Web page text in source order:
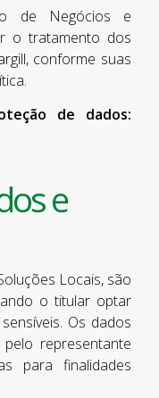
de Negócios e
o tratamento dos
conforme suas
de dados:
e
Locais, são
o titular optar
Os dados
representante
para finalidades